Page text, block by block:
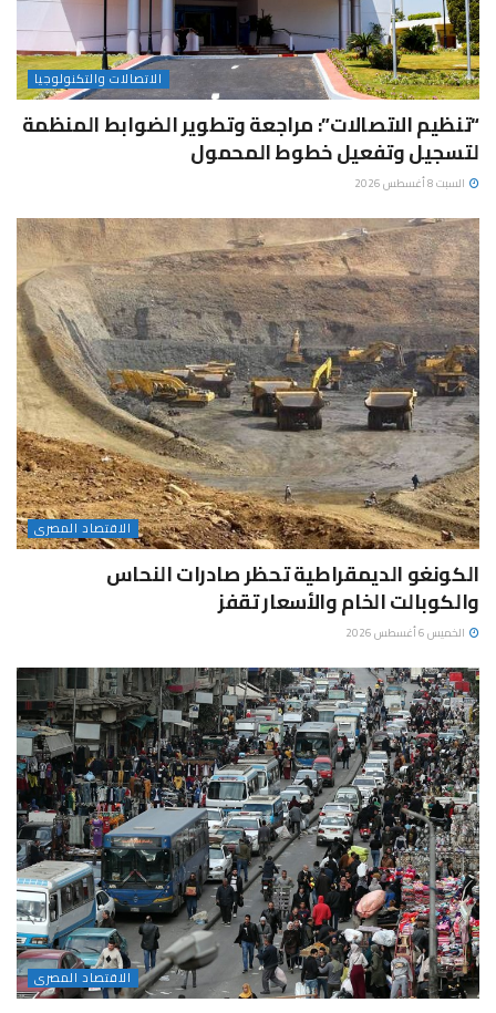
الاتصالات والتكنولوجيا
“تنظيم الاتصالات”: مراجعة وتطوير الضوابط المنظمة
لتسجيل وتفعيل خطوط المحمول
السبت 8 أغسطس 2026
الاقتصاد المصرى
الكونغو الديمقراطية تحظر صادرات النحاس
والكوبالت الخام والأسعار تقفز
الخميس 6 أغسطس 2026
الاقتصاد المصرى